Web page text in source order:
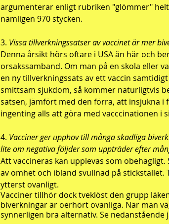
argumenterar enligt rubriken "glömmer"
nämligen 970 stycken.
3. Vissa tillverkningssatser av vaccinet är mer
Denna årsikt hörs oftare i USA än här och
orsakssamband. Om man på en skola eller
en ny tillverkningssats av ett vaccin
smittsam sjukdom, så kommer naturligtvis
satsen, jämfört med den förra, att insjukna
ingenting alls att göra med vacccinationen i
4. Vacciner ger upphov till många skadliga
lite om negativa följder som uppträder efter
Att vaccineras kan upplevas som
av ömhet och ibland svullnad på
ytterst ovanligt.
Vacciner tillhör dock tveklöst den grupp
biverkningar är oerhört ovanliga. När man
synnerligen bra alternativ. Se nedanstående